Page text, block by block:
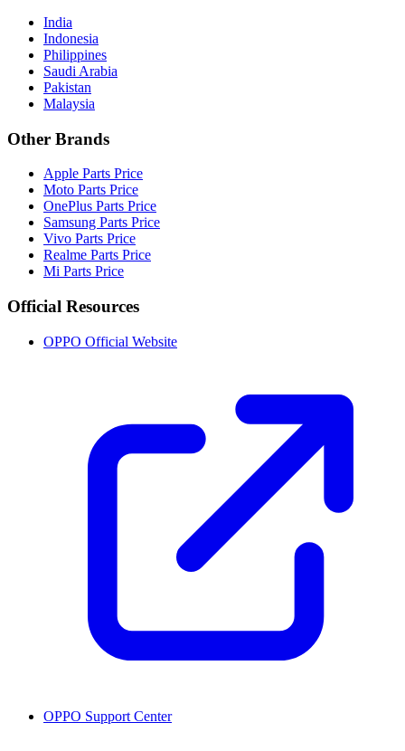
India
Indonesia
Philippines
Saudi Arabia
Pakistan
Malaysia
Other Brands
Apple Parts Price
Moto Parts Price
OnePlus Parts Price
Samsung Parts Price
Vivo Parts Price
Realme Parts Price
Mi Parts Price
Official Resources
OPPO Official Website
OPPO Support Center